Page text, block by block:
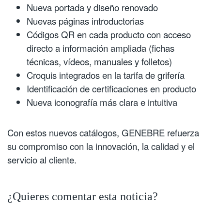
Nueva portada y diseño renovado
Nuevas páginas introductorias
Códigos QR en cada producto con acceso
directo a información ampliada (fichas
técnicas, vídeos, manuales y folletos)
Croquis integrados en la tarifa de grifería
Identificación de certificaciones en producto
Nueva iconografía más clara e intuitiva
Con estos nuevos catálogos, GENEBRE refuerza
su compromiso con la innovación, la calidad y el
servicio al cliente.
¿Quieres comentar esta noticia?